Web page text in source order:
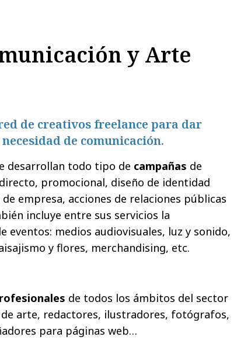
y Arte
de creativos freelance para dar
de comunicación.
desarrollan todo tipo de campañas de
promocional, diseño de identidad
empresa, acciones de relaciones públicas
incluye entre sus servicios la
eventos: medios audiovisuales, luz y sonido,
y flores, merchandising, etc.
de todos los ámbitos del sector
arte, redactores, ilustradores, fotógrafos,
para páginas web…